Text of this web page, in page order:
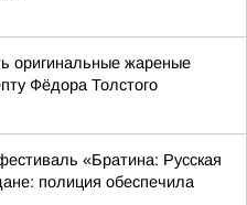
оригинальные жареные
Фёдора Толстого
«Братина: Русская
полиция обеспечила